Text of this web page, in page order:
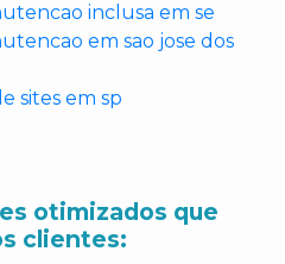
inclusa em se
em sao jose dos
sites em sp
otimizados que
clientes: